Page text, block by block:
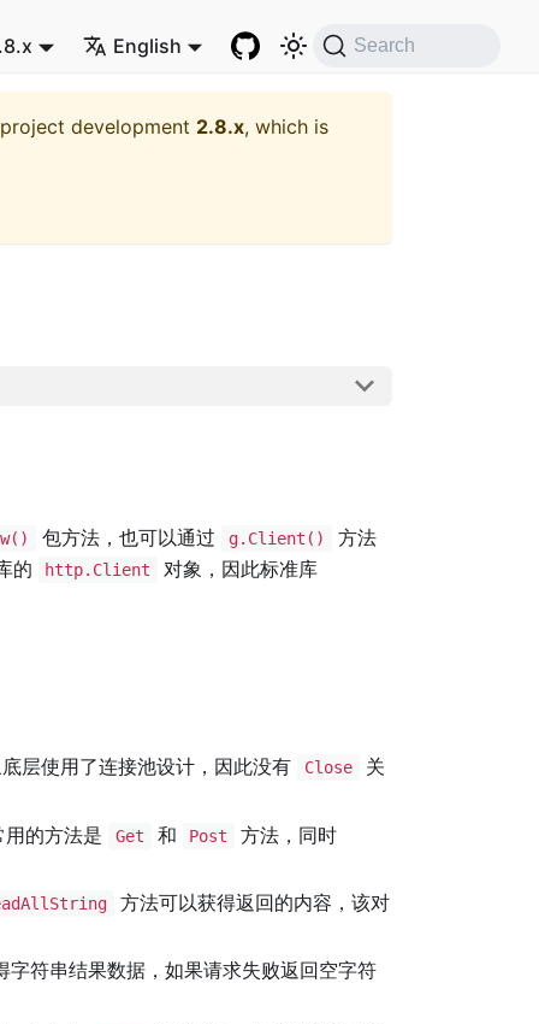
English Search
development 2.8.x, which is
包方法，也可以通过 g.Client()
方法
的
http.Client 对象，因此标准库
层使用了连接池设计，因此没有 Close 关
的方法是 Get 和 Post 方法，同时
方法可以获得返回的内容，该对
符串结果数据，如果请求失败返回空字符